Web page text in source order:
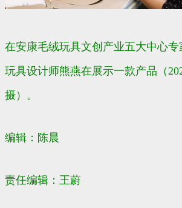
在安康毛绒玩具文创产业五大中心
玩具设计师熊燕在展示一款产品（
摄）。
编辑：陈晨
责任编辑：王蔚